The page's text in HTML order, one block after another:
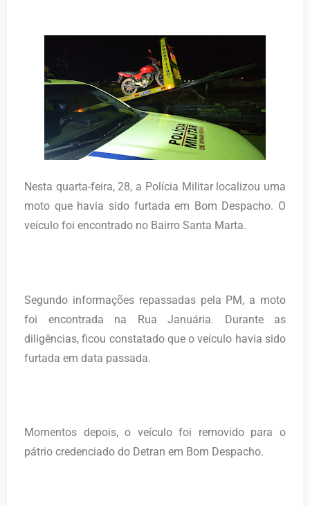
Nesta quarta-feira, 28, a Polícia Militar localizou uma
moto que havia sido furtada em Bom Despacho. O
veículo foi encontrado no Bairro Santa Marta.
Segundo informações repassadas pela PM, a moto
foi encontrada na Rua Januária. Durante as
diligências, ficou constatado que o veículo havia sido
furtada em data passada.
Momentos depois, o veículo foi removido para o
pátrio credenciado do Detran em Bom Despacho.